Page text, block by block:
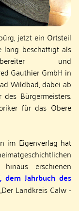
jetzt ein Ortsteil
lang beschäftigt als
und
Gauthier GmbH in
Wildbad, dabei ab
Bürgermeisters.
für das Obere
im Eigenverlag hat
erschienen
dem Jahrbuch des
Landkreis Calw -